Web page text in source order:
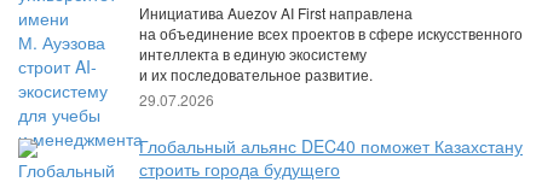
Инициатива Auezov AI First направлена
на объединение всех проектов в сфере искусственного
интеллекта в единую экосистему
и их последовательное развитие.
29.07.2026
Глобальный альянс DEC40 поможет Казахстану
строить города будущего